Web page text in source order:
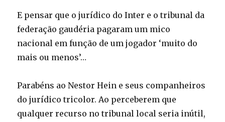
E pensar que o jurídico do Inter e o tribunal da
federação gaudéria pagaram um mico
nacional em função de um jogador ‘muito do
mais ou menos’…
Parabéns ao Nestor Hein e seus companheiros
do jurídico tricolor. Ao perceberem que
qualquer recurso no tribunal local seria inútil,